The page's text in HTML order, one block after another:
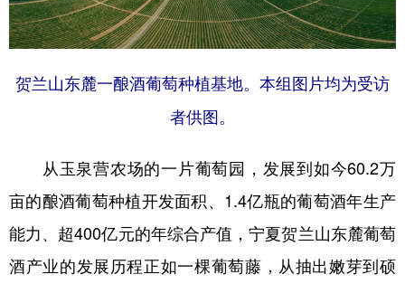
多语种频道
English Español Français عربى
Deutsch Português
贺兰山东麓一酿酒葡萄种植基地。本组图片均为受访
者供图。
从玉泉营农场的一片葡萄园，发展到如今60.2万
亩的酿酒葡萄种植开发面积、1.4亿瓶的葡萄酒年生产
能力、超400亿元的年综合产值，宁夏贺兰山东麓葡萄
酒产业的发展历程正如一棵葡萄藤，从抽出嫩芽到硕